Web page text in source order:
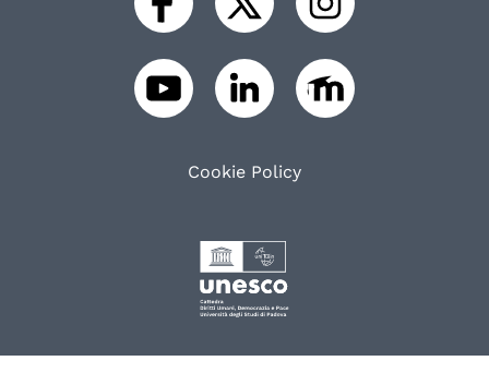
Cookie Policy